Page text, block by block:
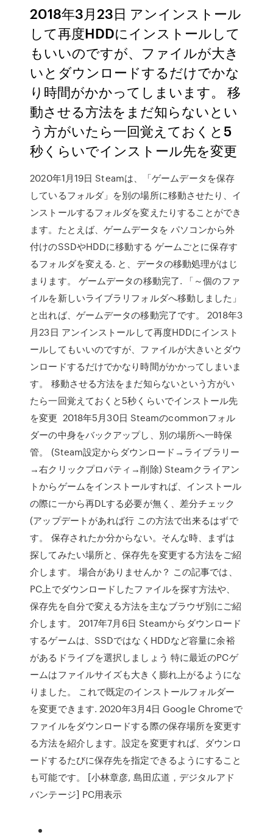
2018年3月23日 アンインストール
して再度HDDにインストールして
もいいのですが、ファイルが大き
いとダウンロードするだけでかな
り時間がかかってしまいます。 移
動させる方法をまだ知らないとい
う方がいたら一回覚えておくと5
秒くらいでインストール先を変更
2020年1月19日 Steamは、「ゲームデータを保存
しているフォルダ」を別の場所に移動させたり、イ
ンストールするフォルダを変えたりすることができ
ます。たとえば、ゲームデータを パソコンから外
付けのSSDやHDDに移動する ゲームごとに保存す
るフォルダを変える. と、データの移動処理がはじ
まります。 ゲームデータの移動完了. 「～個のファ
イルを新しいライブラリフォルダへ移動しました」
と出れば、ゲームデータの移動完了です。 2018年3
月23日 アンインストールして再度HDDにインスト
ールしてもいいのですが、ファイルが大きいとダウ
ンロードするだけでかなり時間がかかってしまいま
す。 移動させる方法をまだ知らないという方がい
たら一回覚えておくと5秒くらいでインストール先
を変更 2018年5月30日 Steamのcommonフォル
ダーの中身をバックアップし、別の場所へ一時保
管。 (Steam設定からダウンロード→ライブラリー
→右クリックプロパティ→削除) Steamクライアン
トからゲームをインストールすれば、インストール
の際に一から再DLする必要が無く、差分チェック
(アップデートがあれば行 この方法で出来るはずで
す。 保存されたか分からない。そんな時、まずは
探してみたい場所と、保存先を変更する方法をご紹
介します。 場合がありませんか？ この記事では、
PC上でダウンロードしたファイルを探す方法や、
保存先を自分で変える方法を主なブラウザ別にご紹
介します。 2017年7月6日 Steamからダウンロード
するゲームは、SSDではなくHDDなど容量に余裕
があるドライブを選択しましょう 特に最近のPCゲ
ームはファイルサイズも大きく膨れ上がるようにな
りました。 これで既定のインストールフォルダー
を変更できます. 2020年3月4日 Google Chromeで
ファイルをダウンロードする際の保存場所を変更す
る方法を紹介します。設定を変更すれば、ダウンロ
ードするたびに保存先を指定できるようにすること
も可能です。 [小林章彦, 島田広道，デジタルアド
バンテージ] PC用表示